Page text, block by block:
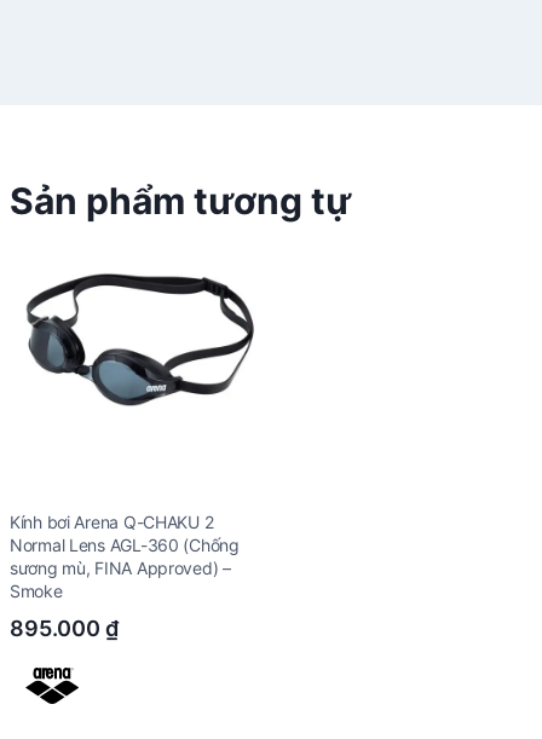
Sản phẩm tương tự
Kính bơi Arena Q-CHAKU 2
Normal Lens AGL-360 (Chống
sương mù, FINA Approved) –
Smoke
895.000 ₫